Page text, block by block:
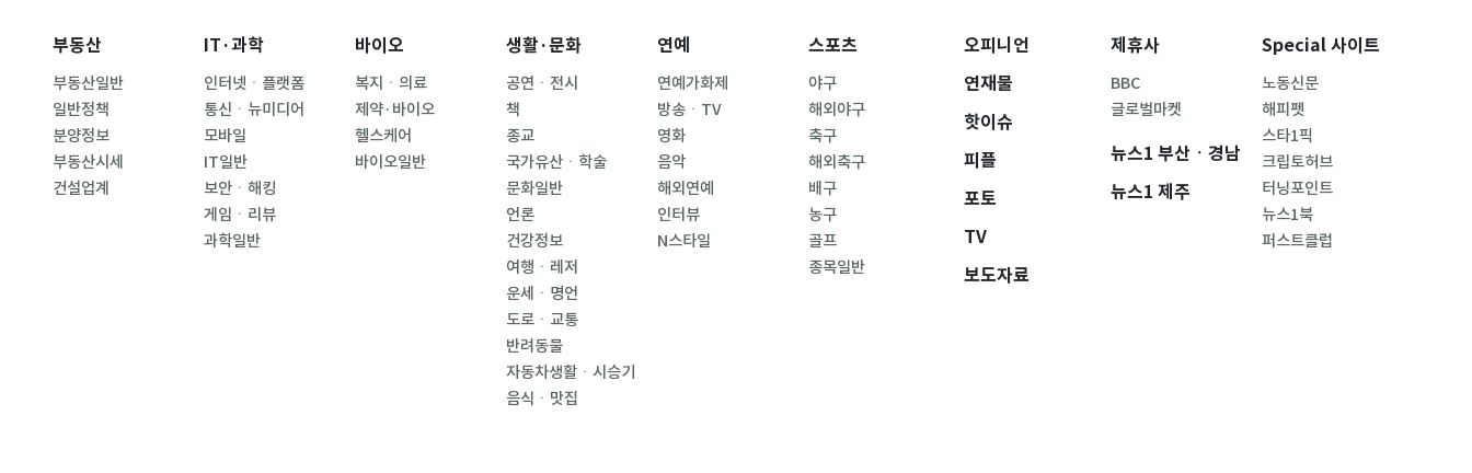
부동산
부동산일반
일반정책
분양정보
부동산시세
건설업계
IT·과학
인터넷ㆍ플랫폼
통신ㆍ뉴미디어
모바일
IT일반
보안ㆍ해킹
게임ㆍ리뷰
과학일반
바이오
복지ㆍ의료
제약·바이오
헬스케어
바이오일반
생활·문화
공연ㆍ전시
책
종교
국가유산ㆍ학술
문화일반
언론
건강정보
여행ㆍ레저
운세ㆍ명언
도로ㆍ교통
반려동물
자동차생활ㆍ시승기
음식ㆍ맛집
연예
연예가화제
방송ㆍTV
영화
음악
해외연예
인터뷰
N스타일
스포츠
야구
해외야구
축구
해외축구
배구
농구
골프
종목일반
오피니언
연재물
핫이슈
피플
포토
TV
보도자료
제휴사
BBC
글로벌마켓
뉴스1 부산ㆍ경남
뉴스1 제주
Special 사이트
노동신문
해피펫
스타1픽
크립토허브
터닝포인트
뉴스1북
퍼스트클럽